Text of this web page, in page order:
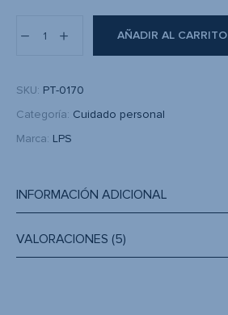
AÑADIR AL CARRITO
SKU: PT-0170
Categoría: Cuidado personal
Marca: LPS
INFORMACIÓN ADICIONAL
VALORACIONES (5)